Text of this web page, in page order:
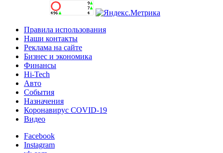
Правила использования
Наши контакты
Реклама на сайте
Бизнес и экономика
Финансы
Hi-Tech
Авто
События
Назначения
Коронавирус COVID-19
Видео
Facebook
Instagram